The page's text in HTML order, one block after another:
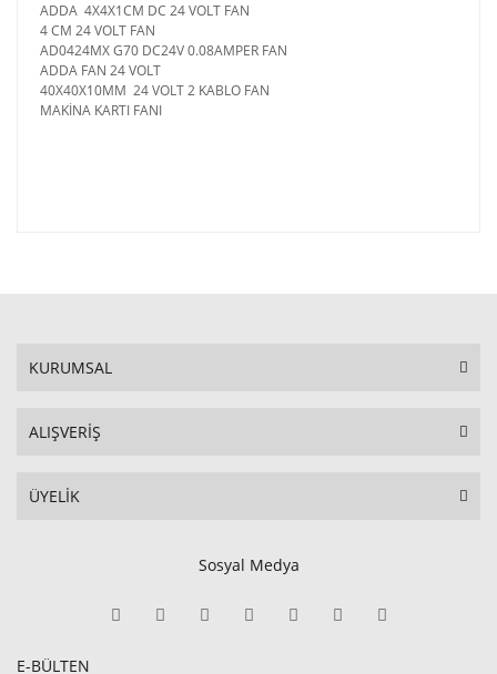
ADDA 4X4X1CM DC 24 VOLT FAN
4 CM 24 VOLT FAN
AD0424MX G70 DC24V 0.08AMPER FAN
ADDA FAN 24 VOLT
40X40X10MM 24 VOLT 2 KABLO FAN
MAKİNA KARTI FANI
KURUMSAL
ALIŞVERİŞ
ÜYELİK
Sosyal Medya
E-BÜLTEN